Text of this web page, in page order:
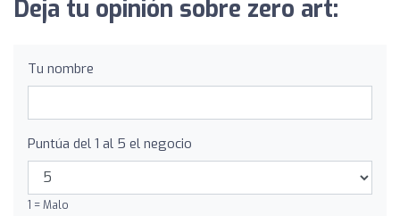
Deja tu opinión sobre zero art:
Tu nombre
Puntúa del 1 al 5 el negocio
1 = Malo